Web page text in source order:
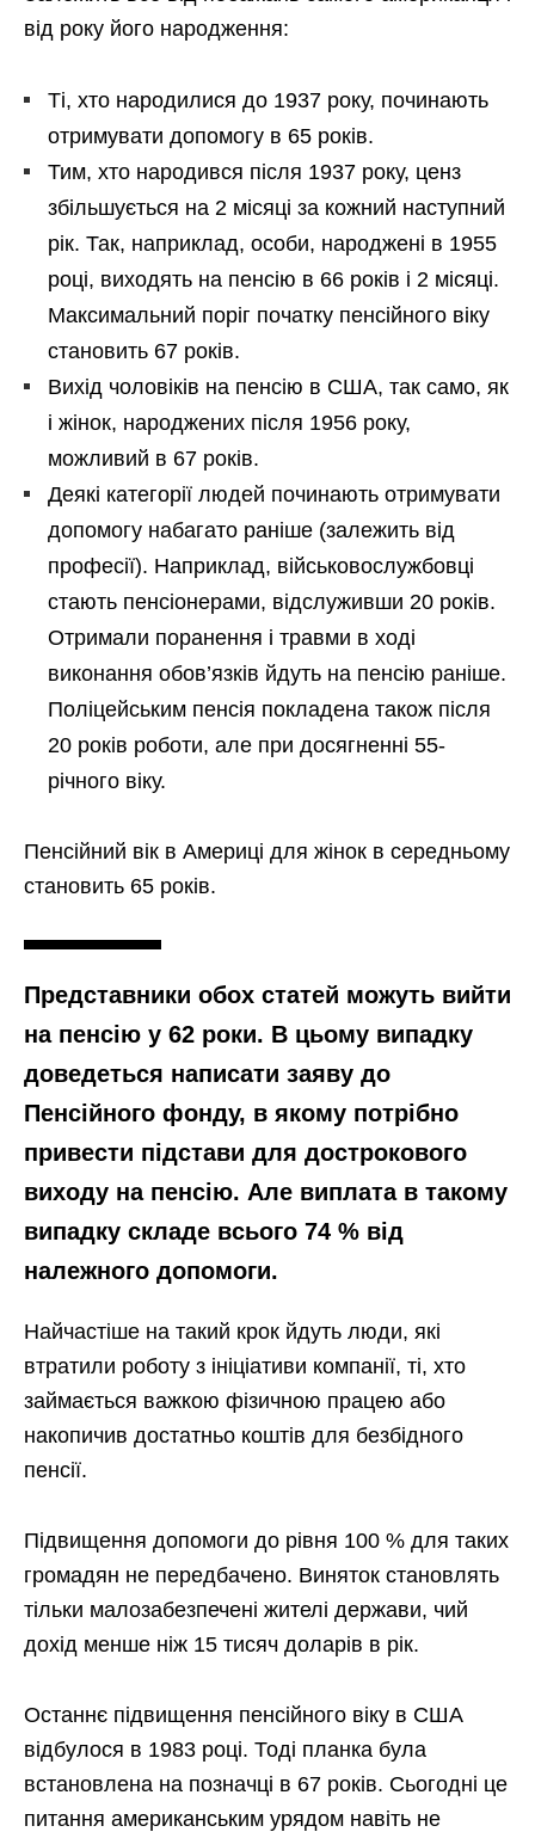
від року його народження:
Ті, хто народилися до 1937 року, починають
отримувати допомогу в 65 років.
Тим, хто народився після 1937 року, ценз
збільшується на 2 місяці за кожний наступний
рік. Так, наприклад, особи, народжені в 1955
році, виходять на пенсію в 66 років і 2 місяці.
Максимальний поріг початку пенсійного віку
становить 67 років.
Вихід чоловіків на пенсію в США, так само, як
і жінок, народжених після 1956 року,
можливий в 67 років.
Деякі категорії людей починають отримувати
допомогу набагато раніше (залежить від
професії). Наприклад, військовослужбовці
стають пенсіонерами, відслуживши 20 років.
Отримали поранення і травми в ході
виконання обов’язків йдуть на пенсію раніше.
Поліцейським пенсія покладена також після
20 років роботи, але при досягненні 55-
річного віку.
Пенсійний вік в Америці для жінок в середньому
становить 65 років.
Представники обох статей можуть вийти
на пенсію у 62 роки. В цьому випадку
доведеться написати заяву до
Пенсійного фонду, в якому потрібно
привести підстави для дострокового
виходу на пенсію. Але виплата в такому
випадку складе всього 74 % від
належного допомоги.
Найчастіше на такий крок йдуть люди, які
втратили роботу з ініціативи компанії, ті, хто
займається важкою фізичною працею або
накопичив достатньо коштів для безбідного
пенсії.
Підвищення допомоги до рівня 100 % для таких
громадян не передбачено. Виняток становлять
тільки малозабезпечені жителі держави, чий
дохід менше ніж 15 тисяч доларів в рік.
Останнє підвищення пенсійного віку в США
відбулося в 1983 році. Тоді планка була
встановлена на позначці в 67 років. Сьогодні це
питання американським урядом навіть не